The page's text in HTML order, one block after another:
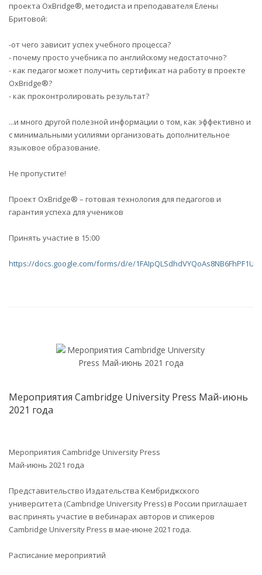
проекта OxBridge®, методиста и преподавателя Елены
Бритовой:
-от чего зависит успех учебного процесса?
- почему просто учебника по английскому недостаточно?
- как педагог может получить сертификат на работу в проекте
OxBridge®?
- как проконтролировать результат?
...и много другой полезной информации о том, как эффективно и
с минимальными усилиями организовать дополнительное
языковое образование.
Не пропустите!
Проект OxBridge® – готовая технология для педагогов и
гарантия успеха для учеников
Принять участие в 15:00
https://docs.google.com/forms/d/e/
Мероприятия Cambridge University Press Май-июнь
2021 года
Мероприятия Cambridge University Press
Май-июнь 2021 года
Представительство Издательства Кембриджского
университета (Cambridge University Press) в России приглашает
вас принять участие в вебинарах авторов и спикеров
Cambridge University Press в мае-июне 2021 года.
Расписание мероприятий